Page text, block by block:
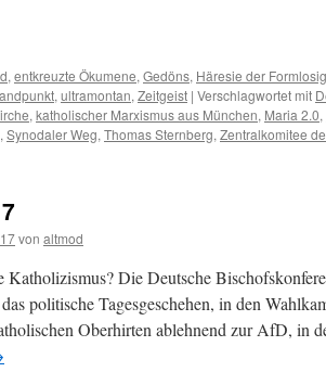
,entkreuzte Ökumene,Gedöns, Häresie der
,ultramontan,Zeitgeist | Verschlagwortet mit
,katholischer Marxismus aus München, Maria 2.0,
,Synodaler Weg,Thomas Sternberg,Zentralkomitee
von altmod
Katholizismus? Die Deutsche
politische Tagesgeschehen, in den
Oberhirten ablehnend zur AfD, in